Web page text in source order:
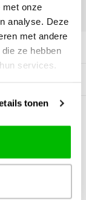
met onze
analyse. Deze
met andere
ze hebben
services.
tonen